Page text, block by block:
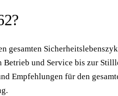
gesamten
und Service bis zur
Empfehlungen für den